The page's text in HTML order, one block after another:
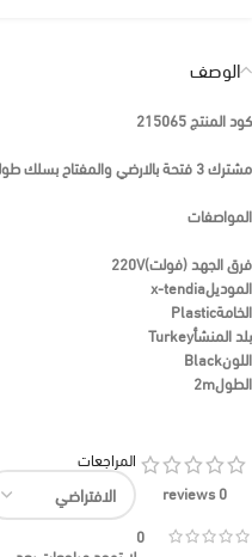
الوصف
كود المنتج215065
مشترك 3 فتحة بالارضي والمفتاح بسلك طولة 2 متر – اسودWLTA04322BL
المواصفات
فرق الجهد (فولت)220V
الموديلx-tendia
الخامةPlastic
بلد المنشأTurkey
اللونBlack
الطول2m
0 reviews
0
المراجعات